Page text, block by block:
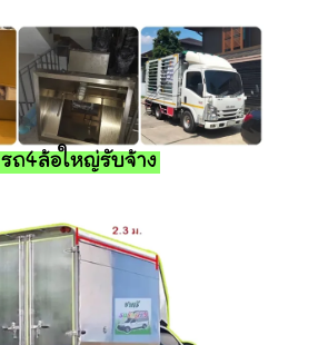
รถ4ล้อใหญ่รับจ้าง